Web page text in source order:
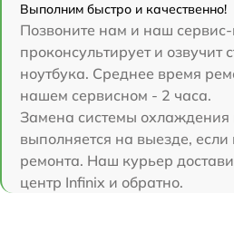
Выполним быстро и качественно!
Позвоните нам и наш
проконсультирует и озвучит
ноутбука. Среднее время
нашем сервисном - 2 часа.
Замена системы охлаждения
выполняется на выезде, если
ремонта. Наш курьер
центр Infinix и обратно.